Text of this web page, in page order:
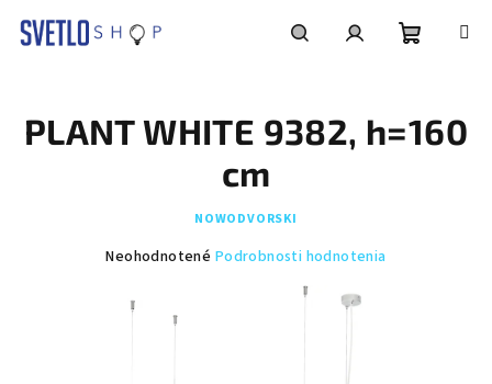
košík
PLANT WHITE 9382, h=160
cm
NOWODVORSKI
Priemerné
produktu
Neohodnotené Podrobnosti hodnotenia